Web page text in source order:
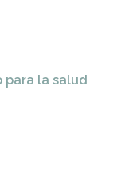
para la salud